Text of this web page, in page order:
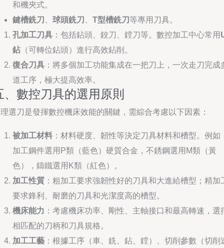
和機夾式。
鍵槽銑刀
球頭銑刀 T型槽銑刀 等專用刀具。
孔加工刀具 ：包括鉆頭、鉸刀、鏜刀等。數控加工中心常用
鉆 （可轉位鉆頭）進行高效鉆削。
復合刀具 ：將多個加工功能集成在一把刀上，一次走刀完成
道工序，極大提高效率。
、數控刀具的選用原則
選刀是發揮數控機床效能的關鍵，需綜合考慮以下因素：
被加工材料 ：材料硬度、韌性等決定刀具材料和槽型。例如
加工鋼件選用P類（藍色）硬質合金，不銹鋼選用M類（黃
色），鑄鐵選用K類（紅色）。
加工性質 ：粗加工要求強韌性好的刀具和大進給槽型；精加
要求鋒利、耐磨的刀具和光潔度高的槽型。
機床能力 ：考慮機床功率、剛性、主軸接口和最高轉速，選
相匹配的刀柄和刀具規格。
加工工藝 ：根據工序（車、銑、鉆、鏜）、切削參數（切削